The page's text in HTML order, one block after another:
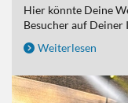
Hier könnte Deine
Besucher auf Deiner
Weiterlesen